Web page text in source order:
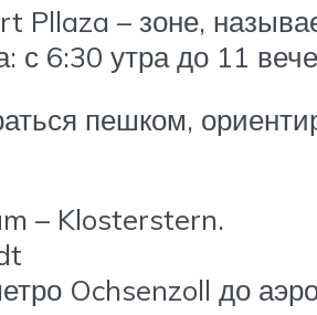
Pllaza – зоне,
6:30 утра до 11
пешком,
– Klosterstern.
Ochsenzoll до